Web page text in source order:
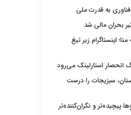
به قدرت ملی
بحران مالی شد
به متا؛ اینستاگرام زیر تیغ
سبزیجات را درست
پیچیده‌تر و نگران‌کننده‌تر